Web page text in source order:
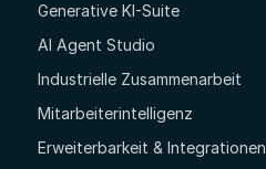
Generative KI-Suite
AI Agent Studio
Industrielle Zusammenarbeit
Mitarbeiterintelligenz
Erweiterbarkeit & Integrationen